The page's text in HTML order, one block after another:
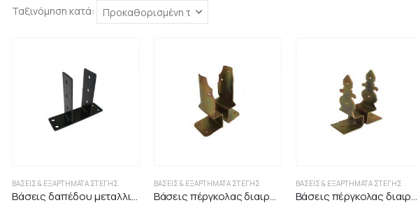
Ταξινόμηση κατά:
ΒΆΣΕΙΣ & ΕΞΑΡΤΉΜΑΤΑ ΣΤΈΓΗΣ
Βάσεις δαπέδου μεταλλικές
ΒΆΣΕΙΣ & ΕΞΑΡΤΉΜΑΤΑ ΣΤΈΓΗΣ
Βάσεις πέργκολας διαιρούμενες βαρέος τύπου
ΒΆΣΕΙΣ & ΕΞΑΡΤΉΜΑΤΑ ΣΤΈΓΗΣ
Βάσεις πέργκολας διαιρούμενες κυκλαδωτές